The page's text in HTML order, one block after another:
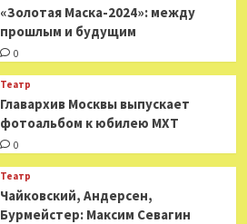
«Золотая Маска-2024»: между
прошлым и будущим
0
Театр
​​Главархив Москвы выпускает
фотоальбом к юбилею МХТ
0
Театр
​​Чайковский, Андерсен,
Бурмейстер: Максим Севагин